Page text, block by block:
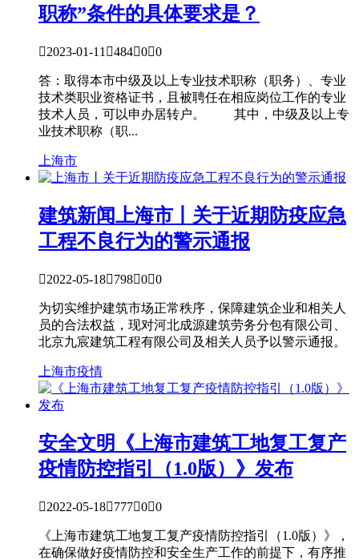
职称”条件的具体要求是？
2023-01-11 48400
答：取得本市中级及以上专业技术职称（职务）、专业
技术类职业资格证书，且被聘任在相应岗位工作的专业
技术人员，可以申办居转户。 其中，中级及以上专
业技术职称（职...
上海市
建筑新闻上海市丨关于近期防疫应急
工程不良行为的警示通报
2022-05-1879800
为切实维护建筑市场正常秩序，保障建筑企业和相关人
员的合法权益，现对河北成源建筑劳务分包有限公司、
北京九宸建筑工程有限公司及相关人员予以警示通报。
上海市疫情
安全文明
《上海市建筑工地复工复产
疫情防控指引（1.0版）》发布
2022-05-1877700
《上海市建筑工地复工复产疫情防控指引（1.0版）》，
在确保做好疫情防控和安全生产工作的前提下，有序推